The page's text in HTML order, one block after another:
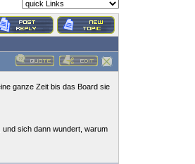
ganze Zeit bis das Board sie
sich dann wundert, warum